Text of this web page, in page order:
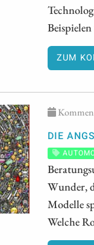
ZUM
DIE
Wunder,
Modelle
Welche